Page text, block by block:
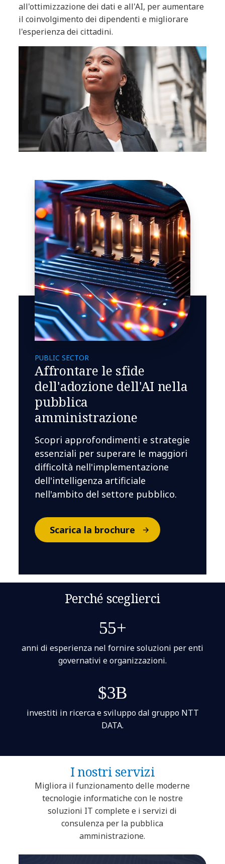
all'ottimizzazione dei dati e all'AI, per aumentare
il coinvolgimento dei dipendenti e migliorare
l'esperienza dei cittadini.
PUBLIC SECTOR
Affrontare le sfide
dell'adozione dell'AI nella
pubblica
amministrazione
Scopri approfondimenti e strategie
essenziali per superare le maggiori
difficoltà nell'implementazione
dell'intelligenza artificiale
nell'ambito del settore pubblico.
Scarica la brochure
Perché sceglierci
55+
anni di esperienza nel fornire soluzioni per enti
governativi e organizzazioni.
$3B
investiti in ricerca e sviluppo dal gruppo NTT
DATA.
I nostri servizi
Migliora il funzionamento delle moderne
tecnologie informatiche con le nostre
soluzioni IT complete e i servizi di
consulenza per la pubblica
amministrazione.